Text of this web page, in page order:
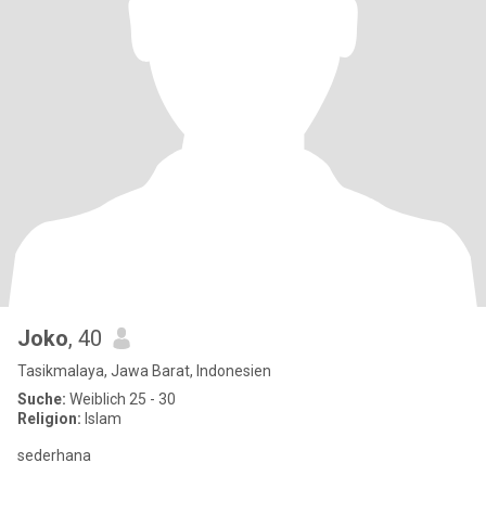
Joko, 40
Tasikmalaya, Jawa Barat, Indonesien
Suche: Weiblich 25 - 30
Religion: Islam
sederhana